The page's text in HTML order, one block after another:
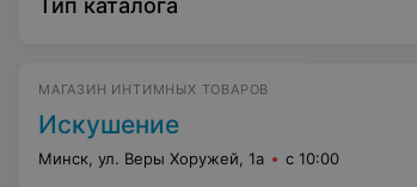
Тип каталога
МАГАЗИН ИНТИМНЫХ ТОВАРОВ
Искушение
Минск, ул. Веры Хоружей, 1а с 10:00